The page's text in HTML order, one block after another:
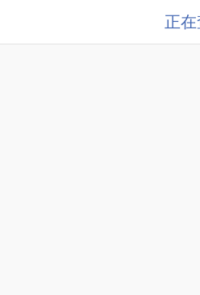
正